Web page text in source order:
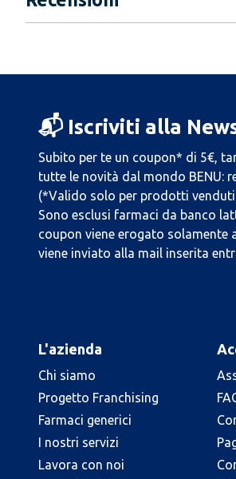
📬 Iscriviti alla
Subito per te un coupon* di 5€,
tutte le novità dal mondo BENU:
(*Valido solo per prodotti venduti
Sono esclusi farmaci da banco
coupon viene erogato solamente
viene inviato alla mail inserita
L'azienda
Chi siamo
Progetto Franchising
Farmaci generici
I nostri servizi
Lavora con noi